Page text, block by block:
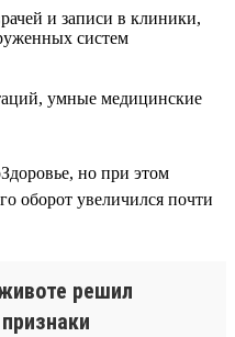
и записи в клиники,
систем
умные медицинские
но при этом
оборот увеличился почти
решил